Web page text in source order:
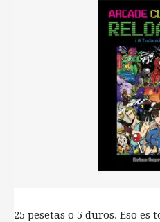
25 pesetas o 5 duros. Eso